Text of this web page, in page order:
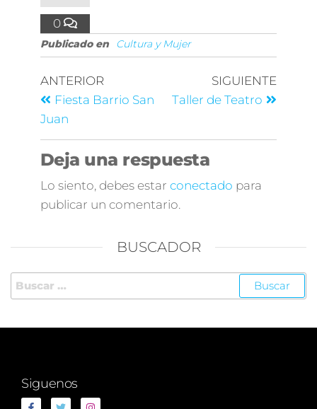
0
Publicado en Cultura y Mujer
ANTERIOR
Fiesta Barrio San
Juan
SIGUIENTE
Taller de Teatro
Deja una respuesta
Lo siento, debes estar conectado para
publicar un comentario.
BUSCADOR
Siguenos